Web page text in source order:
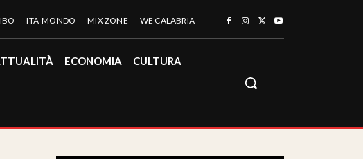
ITA-MONDO MIX ZONE WE CALABRIA
ECONOMIA CULTURA